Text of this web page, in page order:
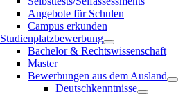
Angebote für Schulen
Campus erkunden
Studienplatzbewerbung
Bachelor & Rechtswissenschaft
Master
Bewerbungen aus dem Ausland
Deutschkenntnisse